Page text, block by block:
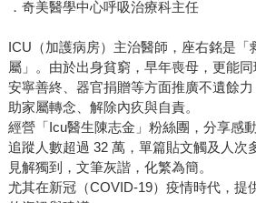
．奇美醫學中心呼吸治療科主任
ICU（加護病房）主治醫師，座右銘是「
屬」。由於出身貧窮，早年喪母，更能
安寧善終、器官捐贈等方面推廣不遺餘
助家屬轉念、解除內疚與自責。
經營「Icu醫生陳志金」粉絲團，分享感
追蹤人數超過 32 萬，單篇貼文觸及人次
見解獨到，文筆灰諧，化繁為簡。
尤其在新冠（COVID-19）疫情時代，提